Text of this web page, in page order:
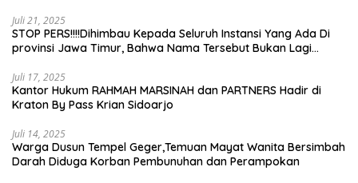
Juli 21, 2025
STOP PERS!!!!Dihimbau Kepada Seluruh Instansi Yang Ada Di
provinsi Jawa Timur, Bahwa Nama Tersebut Bukan Lagi
Juli 17, 2025
Kantor Hukum RAHMAH MARSINAH dan PARTNERS Hadir di
Kraton By Pass Krian Sidoarjo
Juli 14, 2025
Warga Dusun Tempel Geger,Temuan Mayat Wanita Bersimbah
Darah Diduga Korban Pembunuhan dan Perampokan